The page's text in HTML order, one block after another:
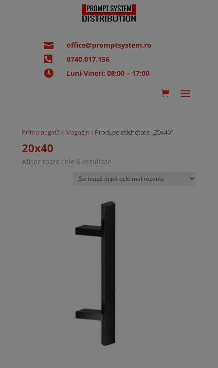
 office@promptsystem.ro
 0740.017.156
 Luni-Vineri: 08:00 – 17:00
Prima pagină / Magazin / Produse etichetate „20x40”
20x40
Afișez toate cele 6 rezultateSortat
cele
mai